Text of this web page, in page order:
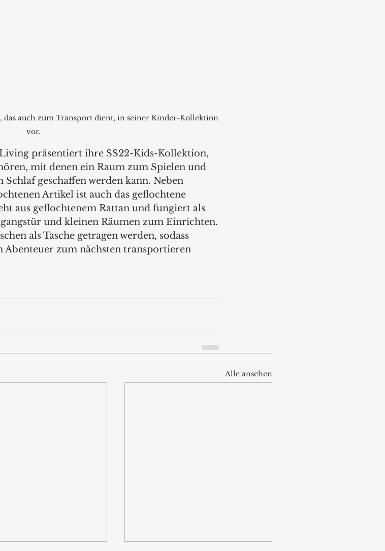
das auch zum Transport dient, in seiner Kinder-Kollektion
vor.
präsentiert ihre SS22-Kids-Kollektion,
mit denen ein Raum zum Spielen und
geschaffen werden kann. Neben
Artikel ist auch das geflochtene
aus geflochtenem Rattan und fungiert als
und kleinen Räumen zum Einrichten.
als Tasche getragen werden, sodass
Abenteuer zum nächsten transportieren
Alle ansehen